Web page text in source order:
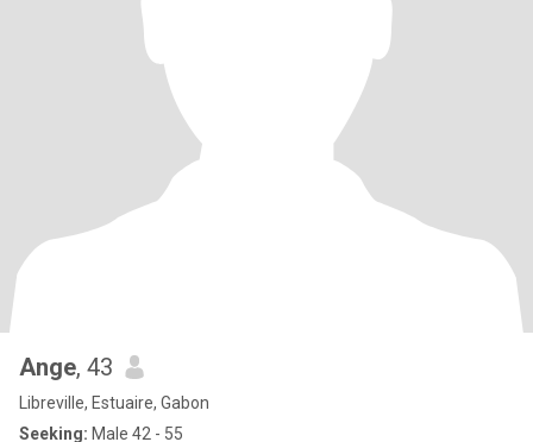
Ange, 43
Libreville, Estuaire, Gabon
Seeking: Male 42 - 55